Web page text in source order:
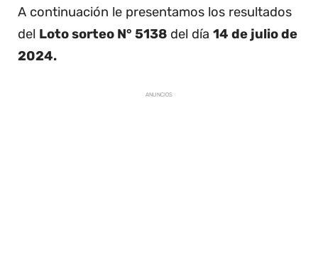
A continuación le presentamos los resultados
del Loto sorteo N° 5138 del día 14 de julio de
2024.
ANUNCIOS